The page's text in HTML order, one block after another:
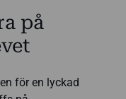
på
för en lyckad